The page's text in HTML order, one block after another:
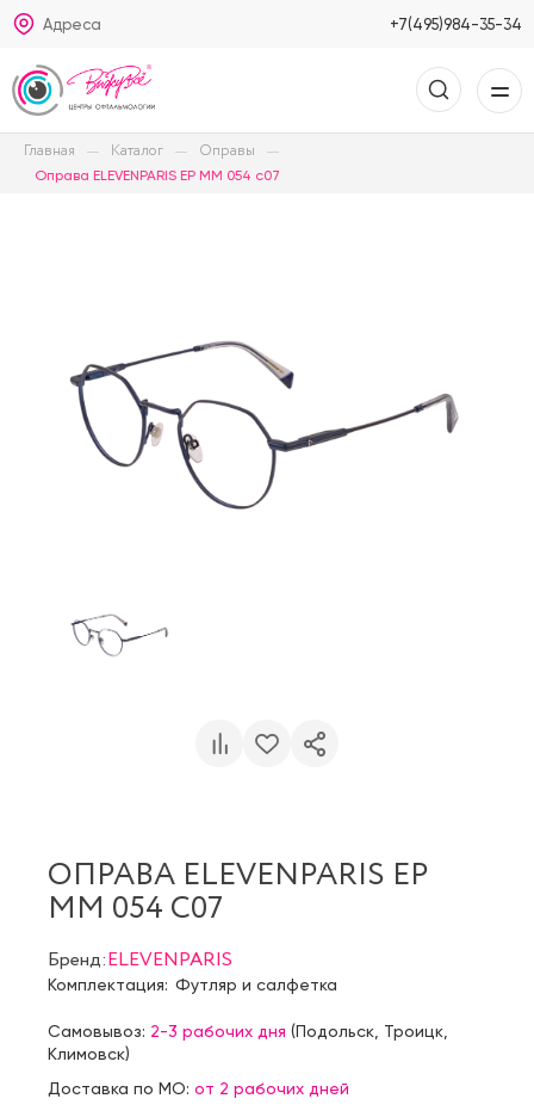
Адреса +7(495)984-35-34
Главная Каталог Оправы
Оправа ELEVENPARIS EP MM 054 c07
ОПРАВА ELEVENPARIS EP
MM 054 C07
Бренд:ELEVENPARIS
Комплектация: Футляр и салфетка
Самовывоз: 2-3 рабочих дня (Подольск Троицк
Климовск)
Доставка по МО: от 2 рабочих дней